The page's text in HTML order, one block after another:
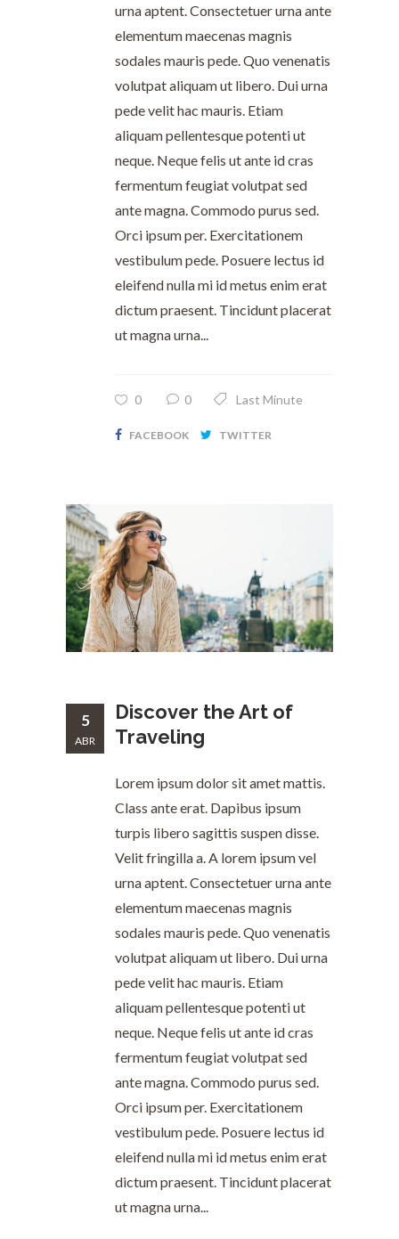
urna aptent. Consectetuer urna ante
elementum maecenas magnis
sodales mauris pede. Quo venenatis
volutpat aliquam ut libero. Dui urna
pede velit hac mauris. Etiam
aliquam pellentesque potenti ut
neque. Neque felis ut ante id cras
fermentum feugiat volutpat sed
ante magna. Commodo purus sed.
Orci ipsum per. Exercitationem
vestibulum pede. Posuere lectus id
eleifend nulla mi id metus enim erat
dictum praesent. Tincidunt placerat
ut magna urna...
0 0 Last Minute
FACEBOOK TWITTER
5
ABR
Discover the Art of
Traveling
Lorem ipsum dolor sit amet mattis.
Class ante erat. Dapibus ipsum
turpis libero sagittis suspen disse.
Velit fringilla a. A lorem ipsum vel
urna aptent. Consectetuer urna ante
elementum maecenas magnis
sodales mauris pede. Quo venenatis
volutpat aliquam ut libero. Dui urna
pede velit hac mauris. Etiam
aliquam pellentesque potenti ut
neque. Neque felis ut ante id cras
fermentum feugiat volutpat sed
ante magna. Commodo purus sed.
Orci ipsum per. Exercitationem
vestibulum pede. Posuere lectus id
eleifend nulla mi id metus enim erat
dictum praesent. Tincidunt placerat
ut magna urna...